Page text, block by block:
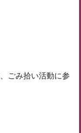
ごみ拾い活動に参